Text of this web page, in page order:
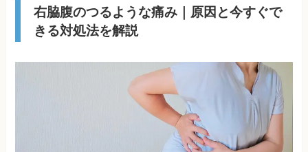
右脇腹のつるような痛み｜原因と今すぐで
きる対処法を解説